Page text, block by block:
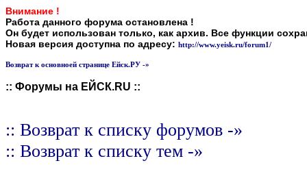
Внимание !
Работа данного форума остановлена !
Он будет использован только, как архив. Все функции
Новая версия доступна по адресу: http://www.yeisk.ru/forum1/
Возврат к основноей странице Ейск.РУ -»
:: Форумы на ЕЙСК.RU ::
:: Возврат к списку форумов -»
:: Возврат к списку тем -»